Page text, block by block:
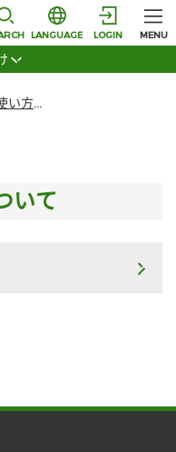
選択すると言語の切
LANGUAGE LOGIN MENU
茅野市どっとネットの使い方に関するFAQ
いて